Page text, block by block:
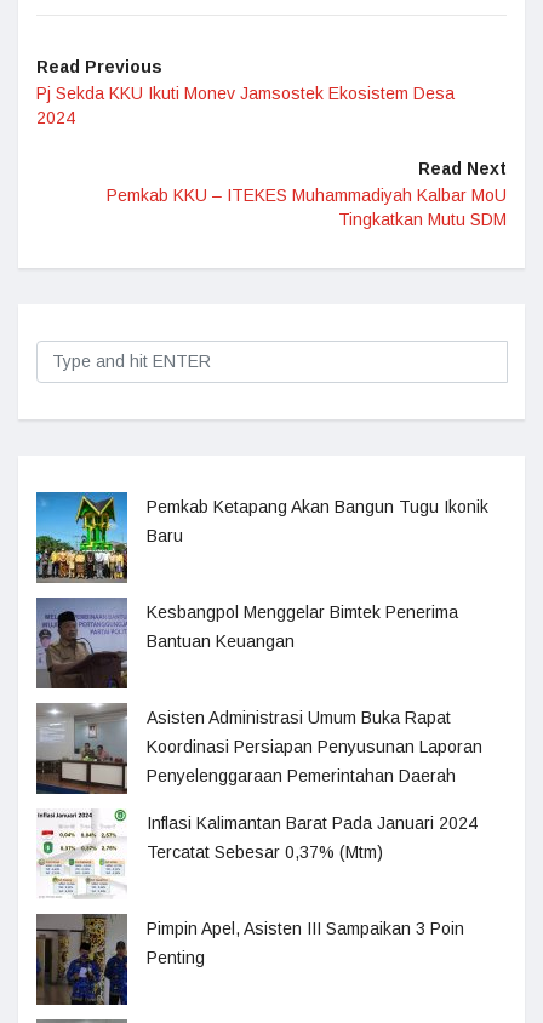
Read Previous
Pj Sekda KKU Ikuti Monev Jamsostek Ekosistem Desa
2024
Read Next
Pemkab KKU – ITEKES Muhammadiyah Kalbar MoU
Tingkatkan Mutu SDM
Pemkab Ketapang Akan Bangun Tugu Ikonik
Baru
Kesbangpol Menggelar Bimtek Penerima
Bantuan Keuangan
Asisten Administrasi Umum Buka Rapat
Koordinasi Persiapan Penyusunan Laporan
Penyelenggaraan Pemerintahan Daerah
Inflasi Kalimantan Barat Pada Januari 2024
Tercatat Sebesar 0,37% (Mtm)
Pimpin Apel, Asisten III Sampaikan 3 Poin
Penting